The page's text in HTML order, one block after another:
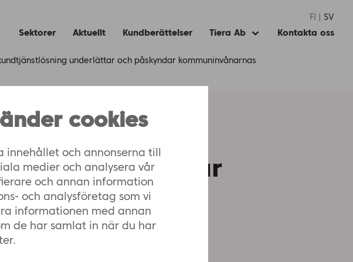
cookies
och annonserna till
medier och analysera vår
och annan information
och analysföretag som vi
informationen med annan
de har samlat in när du har
FI SV
Sektorer Aktuellt Kundberättelser Tiera Ab
Expand
menu
Kontakta oss
underlättar och påskyndar kommuninvånarnas
och påskyndar
information